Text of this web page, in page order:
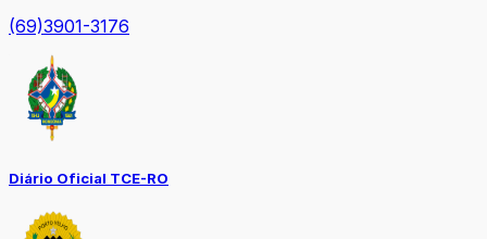
(69)3901-3176
Diário Oficial TCE-RO